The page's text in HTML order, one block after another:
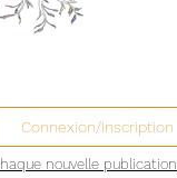
Connexion/Inscription
nouvelle publication